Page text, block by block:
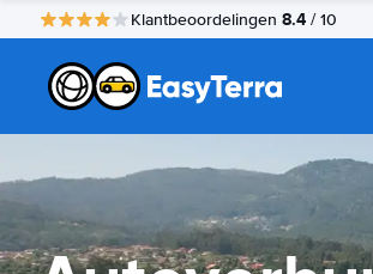
Klantbeoordelingen 8.4 / 10